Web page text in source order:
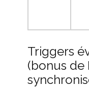
Triggers
(bonus de